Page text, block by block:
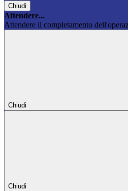
Chiudi
Attendere...
Attendere il completamento
Chiudi
Chiudi